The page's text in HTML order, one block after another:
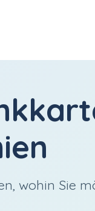
wohin Sie